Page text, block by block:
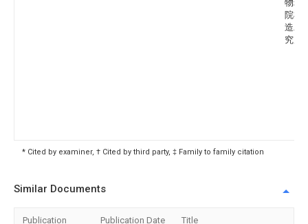
物理
院机
造工
究所
* Cited by examiner, † Cited by third party, ‡ Family to family citation
Similar Documents
Publication Publication Date Title